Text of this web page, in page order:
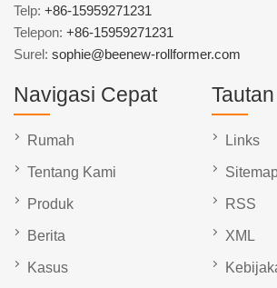
Telp: +86-15959271231
Telepon: +86-15959271231
Surel: sophie@beenew-rollformer.com
Navigasi Cepat
Rumah
Tentang Kami
Produk
Berita
Kasus
Tautan
Links
RSS
XML